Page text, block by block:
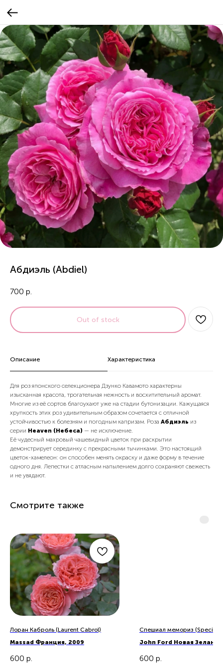
Абдиэль (Abdiel)
700 р.
Out of stock
Описание Характеристика
Для роз японского селекционера Дзунко Кавамото характерны
изысканная красота, трогательная нежность и восхитительный аромат.
Многие из её сортов благоухают уже на стадии бутонизации. Кажущаяся
хрупкость этих роз удивительным образом сочетается с отличной
устойчивостью к болезням и погодным капризам. Роза Абдиэль из
серии Heaven (Небеса) — не исключение.
Её чудесный махровый чашевидный цветок при раскрытии
демонстрирует серединку с прекрасными тычинками. Это настоящий
цветок-хамелеон: он способен менять окраску и даже форму в течение
одного дня. Лепестки с атласным напылением долго сохраняют свежесть
и не увядают.
Смотрите также
Лоран Каброль (Laurent Cabrol)
Massad Франция, 2009
600 р.
Спешиал мемориз (Special
John Ford Новая
600 р.